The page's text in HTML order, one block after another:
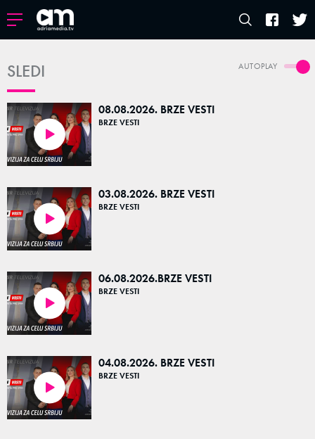
AUTOPLAY
SLEDI
08.08.2026. BRZE VESTI
BRZE VESTI
03.08.2026. BRZE VESTI
BRZE VESTI
06.08.2026.BRZE VESTI
BRZE VESTI
04.08.2026. BRZE VESTI
BRZE VESTI